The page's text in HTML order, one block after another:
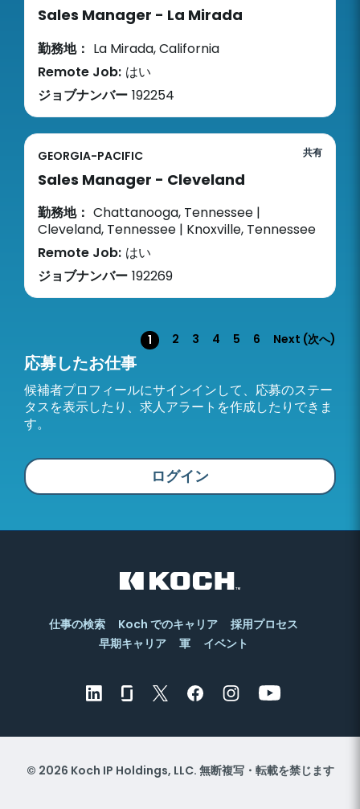
Sales Manager - La Mirada
勤務地： La Mirada, California
Remote Job: はい
ジョブナンバー 192254
GEORGIA-PACIFIC 共有
Sales Manager - Cleveland
勤務地： Chattanooga, Tennessee |
Cleveland, Tennessee | Knoxville, Tennessee
Remote Job: はい
ジョブナンバー 192269
ページ
1 2 3 4 5 6 Next (次へ)
応募したお仕事
候補者プロフィールにサインインして、応募のステー
タスを表示したり、求人アラートを作成したりできま
す。
ログイン
仕事の検索 Koch でのキャリア
採用プロセス
早期キャリア
軍 イベント
© 2026 Koch IP Holdings, LLC. 無断複写・転載を禁じます